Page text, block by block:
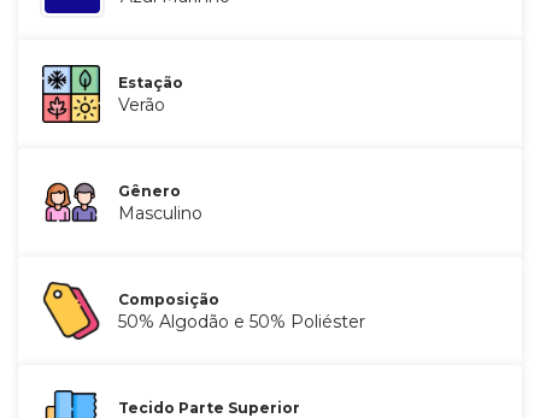
Estação
Verão
Gênero
Masculino
Composição
50% Algodão e 50% Poliéster
Tecido Parte Superior